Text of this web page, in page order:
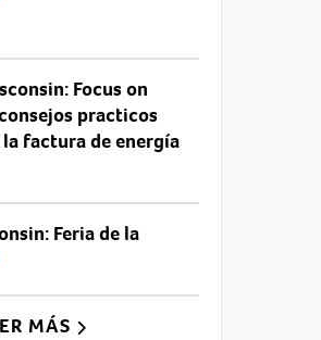
Focus on
practicos
factura de energía
Feria de la
MÁS